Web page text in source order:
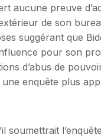
aucune preuve
de son
suggérant que
pour son
d’abus de
enquête plus
soumettrait